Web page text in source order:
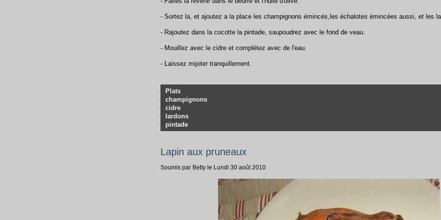
- Sortez la, et ajoutez a la place les champignons émincés,les échalotes émincées aussi, et les
- Rajoutez dans la cocotte la pintade, saupoudrez avec le fond de veau.
- Mouillez avec le cidre et complétez avec de l'eau.
- Laissez mijoter tranquillement.
Plats
champignons
cidre
lardons
pintade
Lapin aux pruneaux
Soumis par Betty le Lundi 30 août 2010